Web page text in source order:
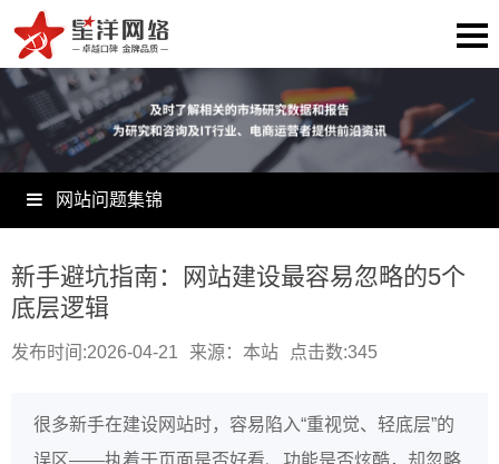
网站问题集锦
新手避坑指南：网站建设最容易忽略的5个
底层逻辑
发布时间:2026-04-21 来源：本站 点击数:345
很多新手在建设网站时，容易陷入“重视觉、轻底层”的
误区——执着于页面是否好看、功能是否炫酷，却忽略